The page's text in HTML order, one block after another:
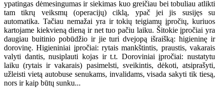
ypatingas dėmesingumas ir siekimas kuo greičiau bei tobuliau atlikti
tam tikrų veiksmų (operacijų) ciklą, ypač jei jis susijęs su
automatika. Tačiau nemažai yra ir tokių teigiamų įpročių, kuriuos
kartojame kiekvieną dieną ir net tuo pačiu laiku. Šitokie įpročiai yra
daugiau buitinio pobūdžio ir jie turi dvejopą išraišką: higieninę ir
dorovinę. Higieniniai įpročiai: rytais mankštintis, praustis, vakarais
valyti dantis, nusiplauti kojas ir t.t. Doroviniai įpročiai: nustatytu
laiku (rytais ir vakarais) pasimelsti, sveikintis, dėkoti, atsiprašyti,
užleisti vietą autobuse senukams, invalidams, visada sakyti tik tiesą,
nors ir kaip būtų sunku...